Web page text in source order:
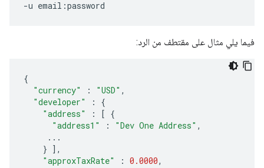
فيما يلي مثال على مقتطف من الرد:
{
"currency"
: "USD" ,
"developer"
:
{
"address"
: [ {
"address1"
: "Dev One Address" ,
...
} ],
"approxTaxRate"
: 0.0000,